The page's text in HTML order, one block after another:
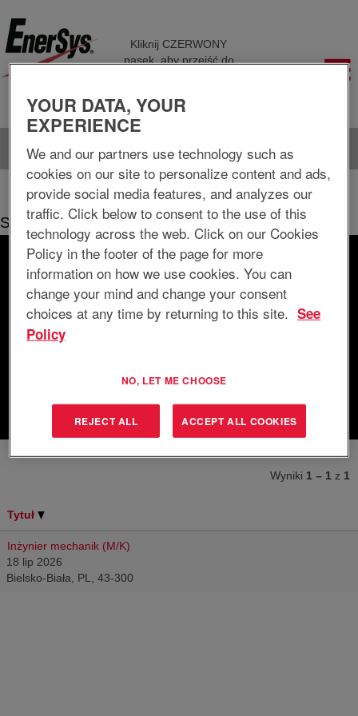
Kliknij CZERWONY
pasek, aby przejść do
w EnerSys Delaware Inc. (bieżąca
strona)
Szukaj wyników dla
Wyszukiwanie według słów kluczowych
Wyszukiwanie według lokalizacji
Wyczyść
Wyniki 1 – 1 z 1
Tytuł
Inżynier mechanik (M/K)
18 lip 2026
Bielsko-Biała, PL, 43-300
YOUR DATA, YOUR
EXPERIENCE
We and our partners use technology such as
cookies on our site to personalize content and ads,
provide social media features, and analyzes our
traffic. Click below to consent to the use of this
technology across the web. Click on our Cookies
Policy in the footer of the page for more
information on how we use cookies. You can
change your mind and change your consent
choices at any time by returning to this site. See
Policy
NO, LET ME CHOOSE
REJECT ALL ACCEPT ALL COOKIES